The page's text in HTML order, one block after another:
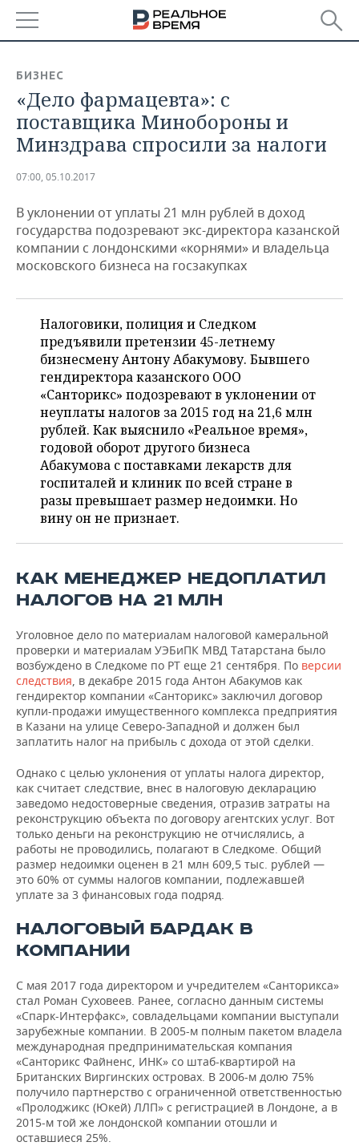
БАШКОРТОСТАН
ТАТАРСТАН
НОВОСТИ
АНАЛИТИКА
ДЕКЛАРАЦИИ О ДОХОДАХ
КОРОЛИ ГОСЗАКАЗА ПФО
КОМУ ПРИНАДЛЕЖАТ
ТОРГОВЫЕ ЦЕНТРЫ
ТАТАРСТАНА
НОВОСТИ ЭКОНОМИКИ
ФИНАНСЫ
БЮДЖЕТ
ИНВЕСТИЦИИ
ПРОМЫШЛЕННОСТЬ
НОВОСТИ
ПРОМЫШЛЕННОСТИ
МАШИНОСТРОЕНИЕ
НЕФТЕХИМИЯ
НЕФТЬ
ОПК
ЭНЕРГЕТИКА
НЕДВИЖИМОСТЬ
НОВОСТИ АВТО
БИЗНЕС
НОВОСТИ БИЗНЕСА
РОЗНИЧНАЯ ТОРГОВЛЯ
ТРАНСПОРТ
УСЛУГИ
ТЕХНОЛОГИИ
НОВОСТИ ТЕХНОЛОГИЙ
МЕДИА
ТЕЛЕКОММУНИКАЦИИ
МЕРОПРИЯТИЯ
НОВОСТИ МЕРОПРИЯТИЙ
ВЫЕЗДНАЯ РЕДАКЦИЯ
БИЗНЕС-БРАНЧИ
ОТКРЫТАЯ ЛЕКЦИЯ
СПОРТ
НОВОСТИ СПОРТА
ФУТБОЛ
БАСКЕТБОЛ
ВОЛЕЙБОЛ
КИБЕРСПОРТ
ФИГУРНОЕ КАТАНИЕ
ВОДНЫЕ ВИДЫ СПОРТА
ОБЩЕСТВО
НОВОСТИ ОБЩЕСТВА
ИНФРАСТРУКТУРА
ИСТОРИЯ
КУЛЬТУРА
МЕДИЦИНА
ОБРАЗОВАНИЕ
ФОТОГАЛЕРЕЯ
СПРАВОЧНИК
СПИСОК ПЕРСОН
СПИСОК КОМПАНИЙ
БИЗНЕС
«Дело фармацевта»: с
поставщика Минобороны и
Минздрава спросили за налоги
07:00, 05.10.2017
В уклонении от уплаты 21 млн рублей в доход
государства подозревают экс-директора казанской
компании с лондонскими «корнями» и владельца
московского бизнеса на госзакупках
Налоговики, полиция и Следком
предъявили претензии 45-летнему
бизнесмену Антону Абакумову. Бывшего
гендиректора казанского ООО
«Санторикс» подозревают в уклонении от
неуплаты налогов за 2015 год на 21,6 млн
рублей. Как выяснило «Реальное время»,
годовой оборот другого бизнеса
Абакумова с поставками лекарств для
госпиталей и клиник по всей стране в
разы превышает размер недоимки. Но
вину он не признает.
КАК МЕНЕДЖЕР НЕДОПЛАТИЛ
НАЛОГОВ НА 21 МЛН
Уголовное дело по материалам налоговой камеральной
проверки и материалам УЭБиПК МВД Татарстана было
возбуждено в Следкоме по РТ еще 21 сентября. По версии
следствия, в декабре 2015 года Антон Абакумов как
гендиректор компании «Санторикс» заключил договор
купли-продажи имущественного комплекса предприятия
в Казани на улице Северо-Западной и должен был
заплатить налог на прибыль с дохода от этой сделки.
Однако с целью уклонения от уплаты налога директор,
как считает следствие, внес в налоговую декларацию
заведомо недостоверные сведения, отразив затраты на
реконструкцию объекта по договору агентских услуг. Вот
только деньги на реконструкцию не отчислялись, а
работы не проводились, полагают в Следкоме. Общий
размер недоимки оценен в 21 млн 609,5 тыс. рублей —
это 60% от суммы налогов компании, подлежавшей
уплате за 3 финансовых года подряд.
НАЛОГОВЫЙ БАРДАК В
КОМПАНИИ
С мая 2017 года директором и учредителем «Санторикса»
стал Роман Суховеев. Ранее, согласно данным системы
«Спарк-Интерфакс», совладельцами компании выступали
зарубежные компании. В 2005-м полным пакетом владела
международная предпринимательская компания
«Санторикс Файненс, ИНК» со штаб-квартирой на
Британских Виргинских островах. В 2006-м долю 75%
получило партнерство с ограниченной ответственностью
«Пролоджикс (Юкей) ЛЛП» с регистрацией в Лондоне, а в
2015-м той же лондонской компании отошли и
оставшиеся 25%.